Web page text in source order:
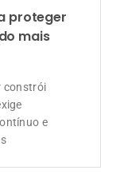
proteger
mais
constrói
e